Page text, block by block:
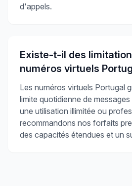
d'appels.
Existe-t-il des
numéros virtuels
Les numéros virtuels Portugal
limite quotidienne de
une utilisation illimitée ou
recommandons nos forfaits
des capacités étendues et un